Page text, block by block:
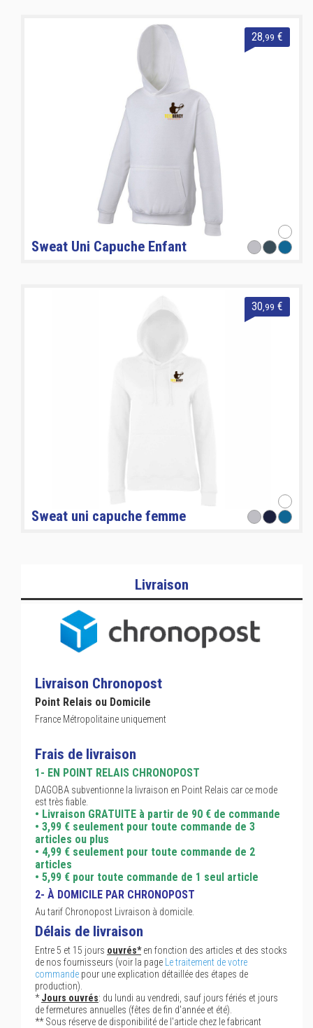
28 ,99 €
Sweat Uni Capuche Enfant
30 ,99 €
Sweat uni capuche femme
Livraison
Livraison Chronopost
Point Relais ou Domicile
France Métropolitaine uniquement
Frais de livraison
1- EN POINT RELAIS CHRONOPOST
DAGOBA subventionne la livraison en Point Relais car ce mode
est très fiable.
• Livraison GRATUITE à partir de 90 € de commande
• 3,99 € seulement pour toute commande de 3
articles ou plus
• 4,99 € seulement pour toute commande de 2
articles
• 5,99 € pour toute commande de 1 seul article
2- À DOMICILE PAR CHRONOPOST
Au tarif Chronopost Livraison à domicile.
Délais de livraison
Entre 5 et 15 jours ouvrés*en fonction des articles et des stocks
de nos fournisseurs (voir la page
Le traitement de votre
commande pour une explication détaillée des étapes de
production).
*Jours ouvrés: du lundi au vendredi, sauf jours fériés et jours
de fermetures annuelles (fêtes de fin d'année et été).
** Sous réserve de disponibilité de l'article chez le fabricant